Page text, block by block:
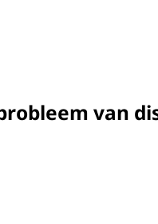
van